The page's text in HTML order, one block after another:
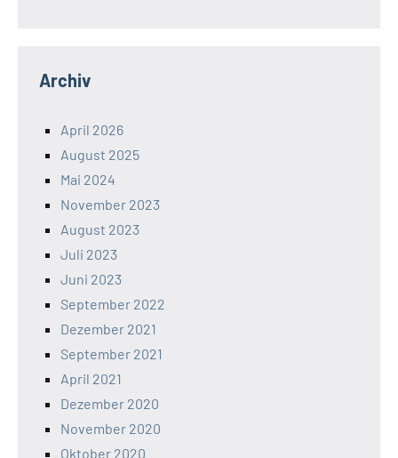
Archiv
April 2026
August 2025
Mai 2024
November 2023
August 2023
Juli 2023
Juni 2023
September 2022
Dezember 2021
September 2021
April 2021
Dezember 2020
November 2020
Oktober 2020